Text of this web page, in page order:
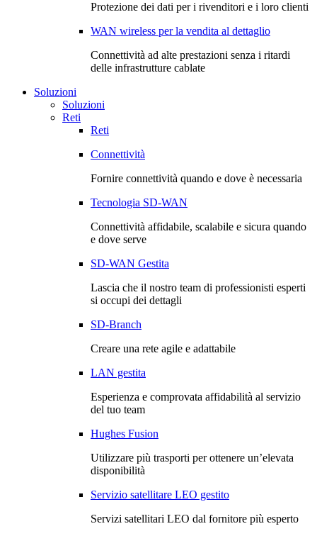
Protezione dei dati per i rivenditori e i loro clienti
WAN wireless per la vendita al dettaglio
Connettività ad alte prestazioni senza i ritardi
delle infrastrutture cablate
Soluzioni
Soluzioni
Reti
Reti
Connettività
Fornire connettività quando e dove è necessaria
Tecnologia SD-WAN
Connettività affidabile, scalabile e sicura quando
e dove serve
SD-WAN Gestita
Lascia che il nostro team di professionisti esperti
si occupi dei dettagli
SD-Branch
Creare una rete agile e adattabile
LAN gestita
Esperienza e comprovata affidabilità al servizio
del tuo team
Hughes Fusion
Utilizzare più trasporti per ottenere un’elevata
disponibilità
Servizio satellitare LEO gestito
Servizi satellitari LEO dal fornitore più esperto